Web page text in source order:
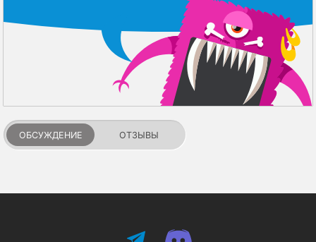
ОБСУЖДЕНИЕ ОТЗЫВЫ